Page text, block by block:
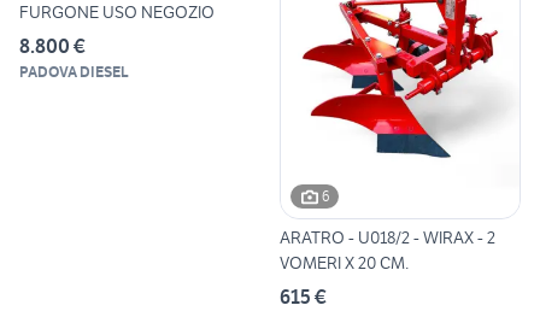
FURGONE USO NEGOZIO
8.800 €
PADOVA DIESEL
6
ARATRO - U018/2 - WIRAX - 2
VOMERI X 20 CM.
615 €